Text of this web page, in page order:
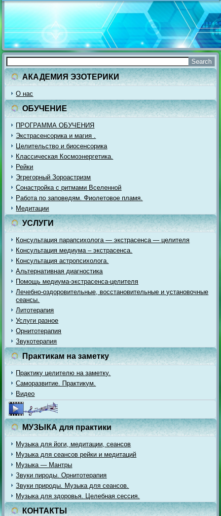
АКАДЕМИЯ ЭЗОТЕРИКИ
О нас
ОБУЧЕНИЕ
ПРОГРАММА ОБУЧЕНИЯ
Экстрасенсорика и магия .
Целительство и биосенсорика
Классическая Космоэнергетика.
Рейки
Эгрегорный Зороастризм
Сонастройка с ритмами Вселенной
Работа по заповедям. Фиолетовое пламя.
Медитации
УСЛУГИ
Консультация парапсихолога — экстрасенса — целителя
Консультация медиума – экстрасенса.
Консультация астропсихолога.
Альтернативная диагностика
Помощь медиума-экстрасенса-целителя
Лечебно-оздоровительные, восстановительные и установочные
сеансы.
Литотерапия
Услуги разное
Орнитотерапия
Звукотерапия
Практикам на заметку
Практику целителю на заметку.
Саморазвитие. Практикум.
Видео
МУЗЫКА для практики
Музыка для йоги, медитации, сеансов
Музыка для сеансов рейки и медитаций
Музыка — Мантры
Звуки пироды. Орнитотерапия
Звуки природы. Музыка для сеансов.
Музыка для здоровья. Целебная сессия.
КОНТАКТЫ